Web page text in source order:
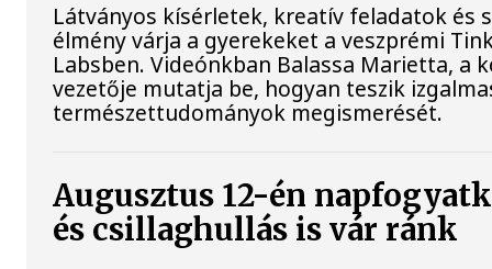
Látványos kísérletek, kreatív feladatok és
élmény várja a gyerekeket a veszprémi
Labsben. Videónkban Balassa Marietta, a
vezetője mutatja be, hogyan teszik
természettudományok megismerését.
Augusztus 12-én
és csillaghullás is vár ránk